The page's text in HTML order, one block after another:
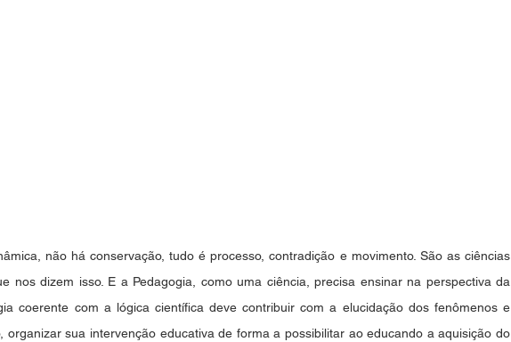
não há conservação, tudo é processo, contradição e movimento. São as ciências
nos dizem isso. E a Pedagogia, como uma ciência, precisa ensinar na perspectiva da
coerente com a lógica científica deve contribuir com a elucidação dos fenômenos e
organizar sua intervenção educativa de forma a possibilitar ao educando a aquisição do